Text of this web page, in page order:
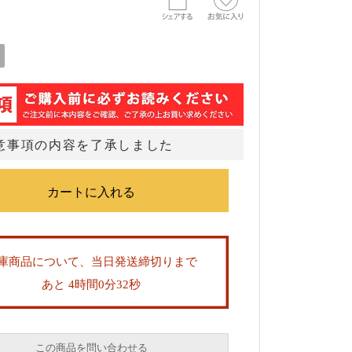
事項の内容を了承しました
商品について、当日発送締切りまで
あと 4時間0分31秒
この商品を問い合わせる